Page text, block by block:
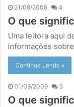
21/09/2009 4
O que
Uma leitora aqui
informações
Continue Lendo »
01/09/2009 3
O que